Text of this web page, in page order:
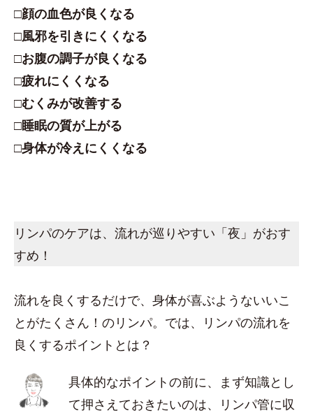
□顔の血色が良くなる
□風邪を引きにくくなる
□お腹の調子が良くなる
□疲れにくくなる
□むくみが改善する
□睡眠の質が上がる
□身体が冷えにくくなる
リンパのケアは、流れが巡りやすい「夜」がおす
すめ！
流れを良くするだけで、身体が喜ぶようないいこ
とがたくさん！のリンパ。では、リンパの流れを
良くするポイントとは？
具体的なポイントの前に、まず知識とし
て押さえておきたいのは、リンパ管に収